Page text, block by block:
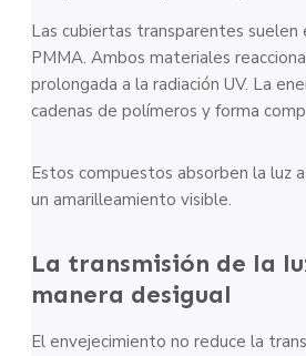
Las cubiertas transparentes suelen
PMMA. Ambos materiales
prolongada a la radiación UV. La
cadenas de polímeros y forma
Estos compuestos absorben la luz
un amarilleamiento visible.
La transmisión de la
manera desigual
El envejecimiento no reduce la